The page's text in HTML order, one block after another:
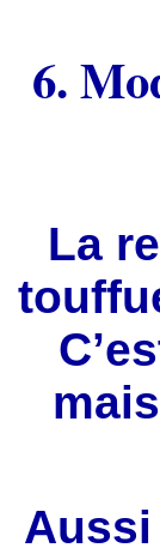
6.
La
Aussi